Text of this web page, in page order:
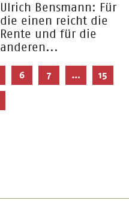
Ulrich Bensmann: Für
die einen reicht die
Rente und für die
anderen...
6 7 … 15